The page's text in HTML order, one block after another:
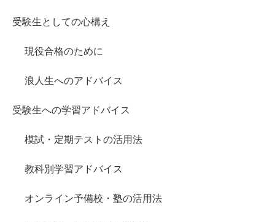
受験生としての心構え
現役合格のために
浪人生へのアドバイス
受験生への学習アドバイス
模試・定期テストの活用法
教科別学習アドバイス
オンライン予備校・塾の活用法